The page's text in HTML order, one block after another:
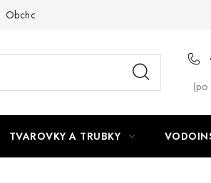
Obchodní podmínky
TVAROVKY A TRUBKY